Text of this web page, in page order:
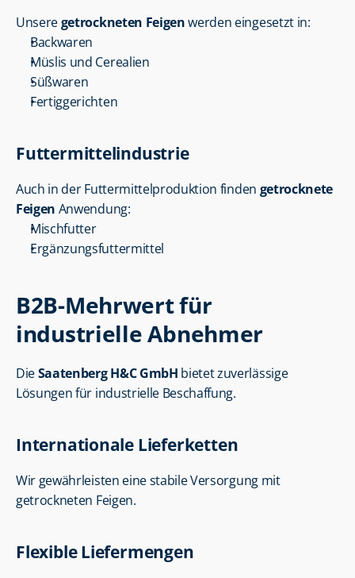
Unsere getrockneten Feigen werden eingesetzt in:
Backwaren
Müslis und Cerealien
Süßwaren
Fertiggerichten
Futtermittelindustrie
Auch in der Futtermittelproduktion finden getrocknete
Feigen Anwendung:
Mischfutter
Ergänzungsfuttermittel
B2B-Mehrwert für
industrielle Abnehmer
Die Saatenberg H&C GmbH bietet zuverlässige
Lösungen für industrielle Beschaffung.
Internationale Lieferketten
Wir gewährleisten eine stabile Versorgung mit
getrockneten Feigen.
Flexible Liefermengen